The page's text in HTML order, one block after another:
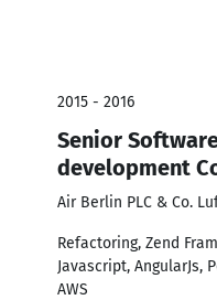
2015 - 2016
Senior
development
Air Berlin PLC & Co.
Refactoring, Zend
Javascript, AngularJs,
AWS